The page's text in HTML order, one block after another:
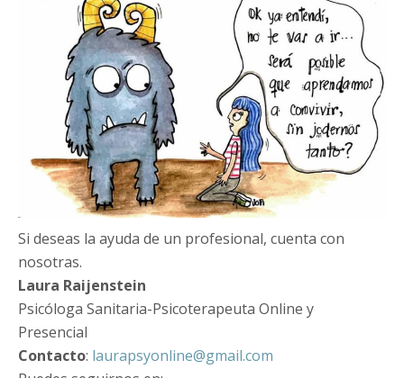
Si deseas la ayuda de un profesional, cuenta con
nosotras.
Laura Raijenstein
Psicóloga Sanitaria-Psicoterapeuta Online y
Presencial
Contacto: laurapsyonline@gmail.com